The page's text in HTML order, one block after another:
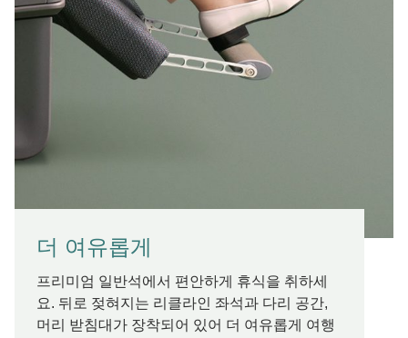
더 여유롭게
프리미엄 일반석에서 편안하게 휴식을 취하세
요. 뒤로 젖혀지는 리클라인 좌석과 다리 공간,
머리 받침대가 장착되어 있어 더 여유롭게 여행